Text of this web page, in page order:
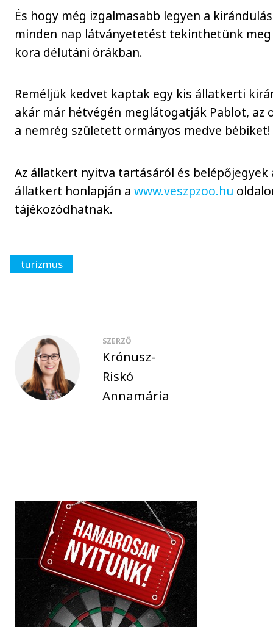
És hogy még izgalmasabb legyen a
minden nap látványetetést tekinthetünk
kora délutáni órákban.
Reméljük kedvet kaptak egy kis állatkerti
akár már hétvégén meglátogatják Pablot, az
a nemrég született ormányos medve bébiket!
Az állatkert nyitva tartásáról és belépőjegyek
állatkert honlapján awww.veszpzoo.hu
tájékozódhatnak.
turizmus
SZERZŐ
Krónusz-
Riskó
Annamária